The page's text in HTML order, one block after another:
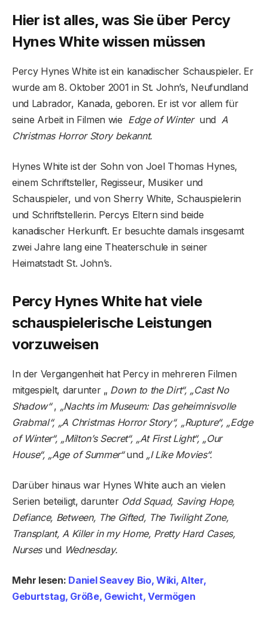
Hier ist alles, was Sie über Percy
Hynes White wissen müssen
Percy Hynes White ist ein kanadischer Schauspieler. Er
wurde am 8. Oktober 2001 in St. John’s, Neufundland
und Labrador, Kanada, geboren. Er ist vor allem für
seine Arbeit in Filmen wie Edge of WinterundA
Christmas Horror Story bekannt.
Hynes White ist der Sohn von Joel Thomas Hynes,
einem Schriftsteller, Regisseur, Musiker und
Schauspieler, und von Sherry White, Schauspielerin
und Schriftstellerin. Percys Eltern sind beide
kanadischer Herkunft. Er besuchte damals insgesamt
zwei Jahre lang eine Theaterschule in seiner
Heimatstadt St. John’s.
Percy Hynes White hat viele
schauspielerische Leistungen
vorzuweisen
In der Vergangenheit hat Percy in mehreren Filmen
mitgespielt, darunter „ Down to the Dirt“, „Cast No
Shadow“, „Nachts im Museum: Das geheimnisvolle
Grabmal“, „A Christmas Horror Story“, „Rupture“, „Edge
of Winter“, „Milton’s Secret“, „At First Light“, „Our
House“, „Age of Summer“und „I Like Movies“.
Darüber hinaus war Hynes White auch an vielen
Serien beteiligt, darunter Odd Squad, Saving Hope,
Defiance, Between, The Gifted, The Twilight Zone,
Transplant, A Killer in my Home, Pretty Hard Cases,
Nursesund Wednesday.
Mehr lesen: Daniel Seavey Bio, Wiki, Alter,
Geburtstag, Größe, Gewicht, Vermögen